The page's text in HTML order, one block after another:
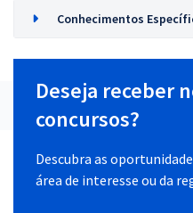
Conhecimentos
Deseja receber
concursos?
Descubra as
área de interesse ou da